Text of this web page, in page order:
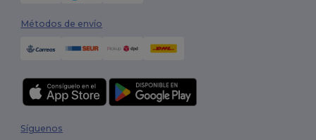
Métodos de envío
Síguenos